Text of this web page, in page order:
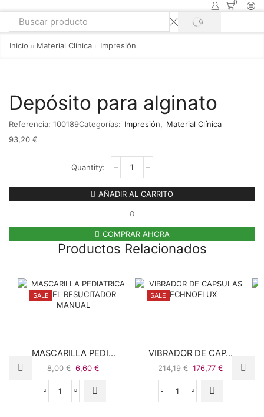
0
Inicio Material Clínica Impresión
Depósito para alginato
Referencia: 100189Categorías: Impresión, Material Clínica
93,20 €
AÑADIR AL CARRITO
O
COMPRAR AHORA
Productos Relacionados
SALE
MASCARILLA PEDI...
8,00€ 6,60 €
SALE
VIBRADOR DE CAP...
214,19€ 176,77 €